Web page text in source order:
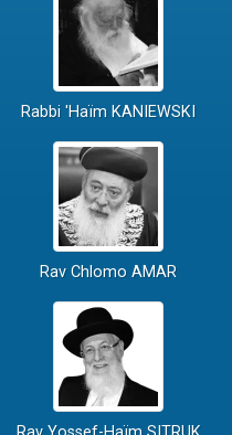
Rabbi 'Haïm KANIEWSKI
Rav Chlomo AMAR